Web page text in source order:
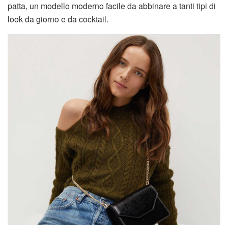
patta, un modello moderno facile da abbinare a tanti tipi di
look da giorno e da cocktail.